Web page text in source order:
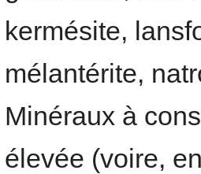
kermésite,
mélantérite,
Minéraux à
élevée (voire,